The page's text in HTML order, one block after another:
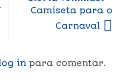
Camiseta para o
Carnaval
in para comentar.